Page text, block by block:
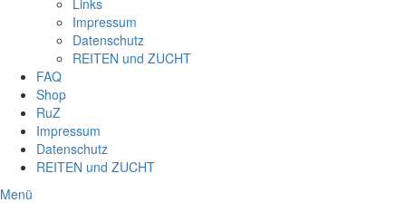
Links
Impressum
Datenschutz
REITEN und ZUCHT
FAQ
Shop
RuZ
Impressum
Datenschutz
REITEN und ZUCHT
Menü